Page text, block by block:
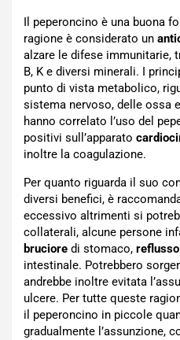
Il peperoncino è una buona
ragione è considerato un
alzare le difese immunitarie,
B, K e diversi minerali. I
punto di vista metabolico,
sistema nervoso, delle ossa
hanno correlato l’uso del
positivi sull’apparato
inoltre la coagulazione.
Per quanto riguarda il suo
diversi benefici, è
eccessivo altrimenti si
collaterali, alcune persone
bruciore di stomaco, reflusso
intestinale. Potrebbero
andrebbe inoltre evitata
ulcere. Per tutte queste
il peperoncino in piccole
gradualmente l’assunzione,